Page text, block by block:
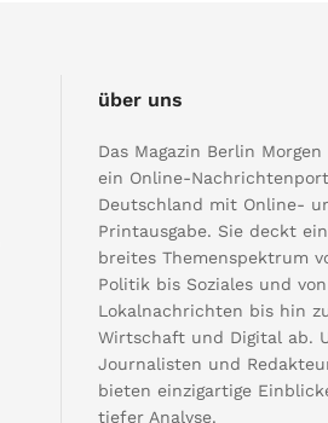
über uns
Das Magazin Berlin Morgen
ein Online-
Deutschland mit Online-
Printausgabe. Sie deckt ein
breites Themenspektrum
Politik bis Soziales und von
Lokalnachrichten bis hin
Wirtschaft und Digital ab.
Journalisten und
bieten einzigartige
tiefer Analyse.